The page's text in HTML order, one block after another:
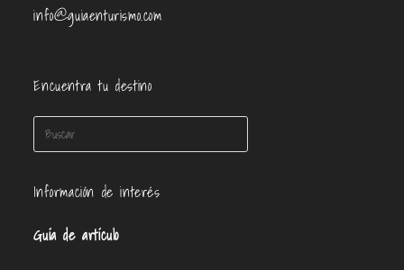
info@guiaenturismo.com
Encuentra tu destino
Información de interés
Guía de artículo